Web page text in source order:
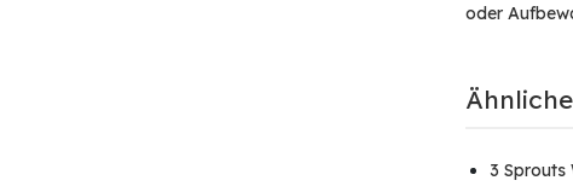
oder
3 Sprouts